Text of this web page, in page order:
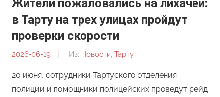
Жители пожаловались на лихачей:
в Тарту на трех улицах пройдут
проверки скорости
2026-06-19
От:
Из: Новости, Тарту
20 июня, сотрудники Тартуского отделения
полиции и помощники полицейских проведут рейд